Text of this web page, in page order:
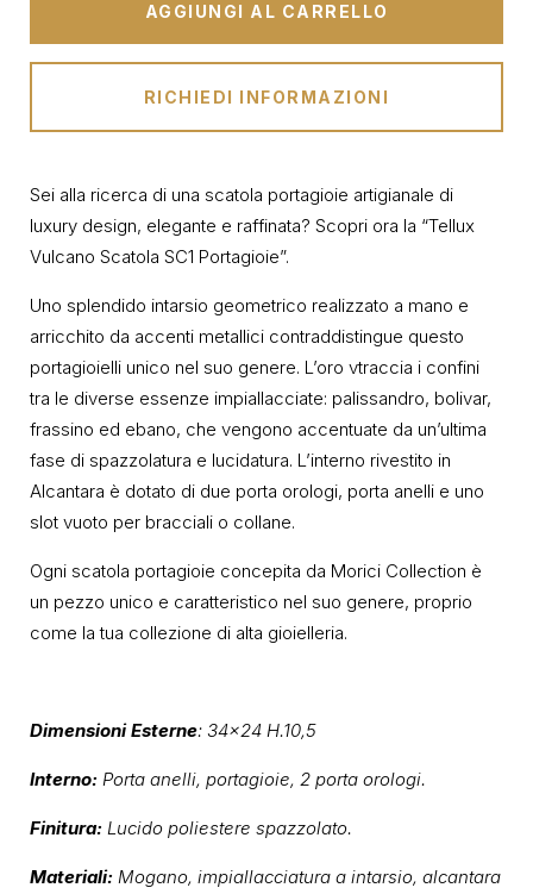
AGGIUNGI AL CARRELLO
RICHIEDI INFORMAZIONI
Sei alla ricerca di una scatola portagioie artigianale di
luxury design, elegante e raffinata? Scopri ora la “Tellux
Vulcano Scatola SC1 Portagioie”.
Uno splendido intarsio geometrico realizzato a mano e
arricchito da accenti metallici contraddistingue questo
portagioielli unico nel suo genere. L’oro vtraccia i confini
tra le diverse essenze impiallacciate: palissandro, bolivar,
frassino ed ebano, che vengono accentuate da un’ultima
fase di spazzolatura e lucidatura. L’interno rivestito in
Alcantara è dotato di due porta orologi, porta anelli e uno
slot vuoto per bracciali o collane.
Ogni scatola portagioie concepita da Morici Collection è
un pezzo unico e caratteristico nel suo genere, proprio
come la tua collezione di alta gioielleria.
Dimensioni Esterne: 34×24 H.10,5
Interno: Porta anelli, portagioie, 2 porta orologi.
Finitura: Lucido poliestere spazzolato.
Materiali: Mogano, impiallacciatura a intarsio, alcantara